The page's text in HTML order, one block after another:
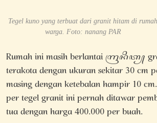
Tegel kuno yang terbuat dari granit hitam di rumah
warga. Foto: nanang PAR
Rumah ini masih berlantai ꦒꦿꦤꦶꦠ꧀
terakota dengan ukuran sekitar 30 cm
masing dengan ketebalan hampir 10
per tegel granit ini pernah ditawar
tua dengan harga 400.000 per buah.